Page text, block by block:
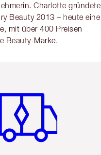
Charlotte gründete
Beauty 2013 – heute eine
mit über 400 Preisen
Beauty-Marke.